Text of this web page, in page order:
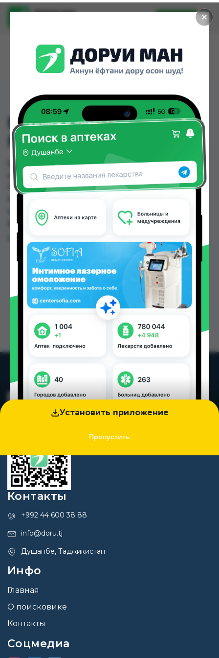
✕
Установить приложение
Пропустить
Доруи ман
Установить
ВИТАМИН D3
МИРРОЛЛА №30
ВИТАМИН D3 МИРРОЛЛА №30 можно купить
или заказать в аптеках, Аптека Нур (Nur), Аптека
ЧДММ Мадад-57, Аслфарм №1, Аслфарм №2,
цене от 22.50 TJS до 243.30 TJS в Душанбе и
других городах Таджикистана
Контакты
+992 44 600 38 88
info@doru.tj
Душанбе, Таджикистан
Инфо
Главная
О поисковике
Контакты
Соцмедиа